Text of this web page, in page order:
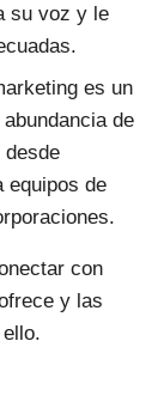
su voz y le
es un
de
desde
equipos de
con
y las